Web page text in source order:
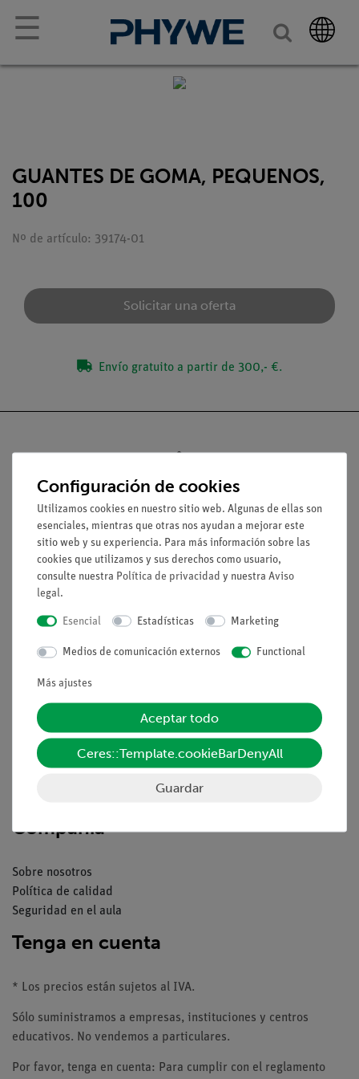
☰
GUANTES DE GOMA, PEQUENOS,
100
Nº de artículo: 39174-01
Solicitar una oferta
Envío gratuito a partir de 300,- €.
Nach oben
Aviso lega
Contacto
Declaración de privacidad
Servicio
Resumen del servicio
Descargas
Catálogos
Compañía
Sobre nosotros
Política de calidad
Seguridad en el aula
Tenga en cuenta
* Los precios están sujetos al IVA.
Sólo suministramos a empresas, instituciones y centros
educativos. No vendemos a particulares.
Por favor, tenga en cuenta: Para cumplir con el reglamento
Configuración de cookies
Utilizamos cookies en nuestro sitio web. Algunas de ellas son
esenciales, mientras que otras nos ayudan a mejorar este
sitio web y su experiencia. Para más información sobre las
cookies que utilizamos y sus derechos como usuario,
consulte nuestra Política de privacidad y nuestra Aviso
legal.
Esencial Estadísticas Marketing
Medios de comunicación externos Functional
Más ajustes
Aceptar todo
Ceres::Template.cookieBarDenyAll
Guardar